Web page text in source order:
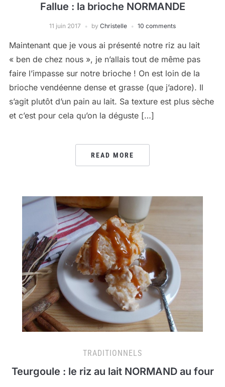
Fallue : la brioche NORMANDE
11 juin 2017 by Christelle 10 comments
Maintenant que je vous ai présenté notre riz au lait
« ben de chez nous », je n’allais tout de même pas
faire l’impasse sur notre brioche ! On est loin de la
brioche vendéenne dense et grasse (que j’adore). Il
s’agit plutôt d’un pain au lait. Sa texture est plus sèche
et c’est pour cela qu’on la déguste […]
READ MORE
TRADITIONNELS
Teurgoule : le riz au lait NORMAND au four